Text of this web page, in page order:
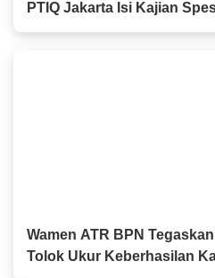
PTIQ Jakarta Isi Kajian
Indonesia di Jepang
Wamen ATR BPN
Tolok Ukur Keberhasilan